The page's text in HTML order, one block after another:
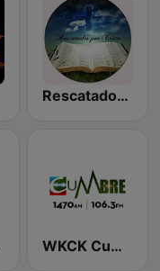
Rescatados Por Cristo
WKCK Cumbre 1470 AM